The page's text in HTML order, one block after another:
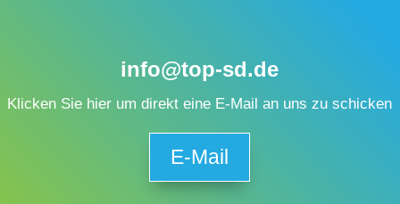
info@top-sd.de
Klicken Sie hier um direkt eine E-Mail an uns zu schicken
E-Mail